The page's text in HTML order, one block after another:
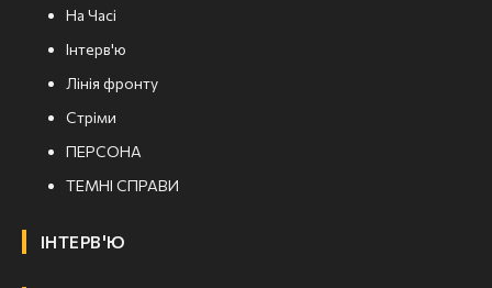
На Часі
Інтерв'ю
Лінія фронту
Стріми
ПЕРСОНА
ТЕМНІ СПРАВИ
ІНТЕРВ'Ю